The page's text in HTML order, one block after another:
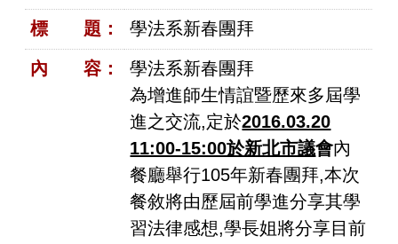
標 題： 學法系新春團拜
內 容：
學法系新春團拜
為增進師生情誼暨歷來多屆學
進之交流,定於2016.03.20
11:00-15:00於新北市議會內
餐廳舉行105年新春團拜,本次
餐敘將由歷屆前學進分享其學
習法律感想,學長姐將分享目前